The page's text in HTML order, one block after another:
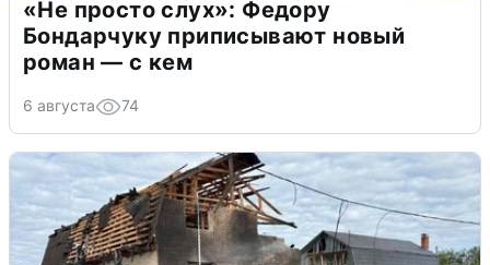
«Не просто слух»: Федору
Бондарчуку приписывают новый
роман — с кем
6 августа 74